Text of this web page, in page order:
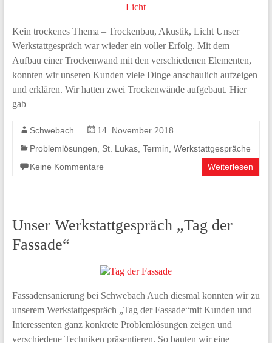
Kein trockenes Thema – Trockenbau, Akustik, Licht Unser
Werkstattgespräch war wieder ein voller Erfolg. Mit dem
Aufbau einer Trockenwand mit den verschiedenen Elementen,
konnten wir unseren Kunden viele Dinge anschaulich aufzeigen
und erklären. Wir hatten zwei Trockenwände aufgebaut. Hier
gab
Schwebach
14. November 2018
Problemlösungen
St. Lukas, Termin Werkstattgespräche
Keine Kommentare
Weiterlesen
Unser Werkstattgespräch „Tag der
Fassade“
Fassadensanierung bei Schwebach Auch diesmal konnten wir zu
unserem Werkstattgespräch „Tag der Fassade“mit Kunden und
Interessenten ganz konkrete Problemlösungen zeigen und
verschiedene Techniken präsentieren. So bauten wir eine